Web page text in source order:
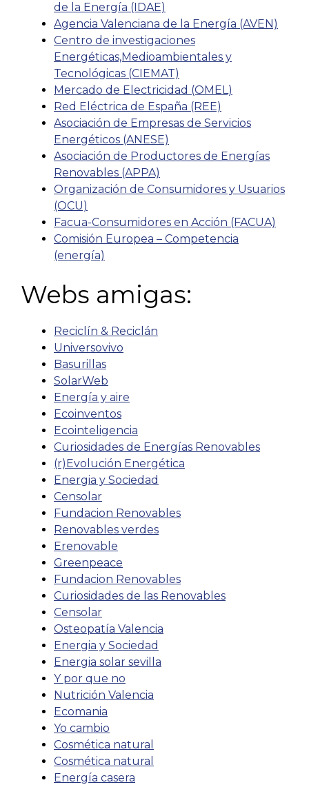
de la Energía (IDAE)
Agencia Valenciana de la Energía (AVEN)
Centro de investigaciones
Energéticas,Medioambientales y
Tecnológicas (CIEMAT)
Mercado de Electricidad (OMEL)
Red Eléctrica de España (REE)
Asociación de Empresas de Servicios
Energéticos (ANESE)
Asociación de Productores de Energías
Renovables (APPA)
Organización de Consumidores y Usuarios
(OCU)
Facua-Consumidores en Acción (FACUA)
Comisión Europea – Competencia
(energía)
Webs amigas:
Reciclín & Reciclán
Universovivo
Basurillas
SolarWeb
Energía y aire
Ecoinventos
Ecointeligencia
Curiosidades de Energías Renovables
(r)Evolución Energética
Energia y Sociedad
Censolar
Fundacion Renovables
Renovables verdes
Erenovable
Greenpeace
Fundacion Renovables
Curiosidades de las Renovables
Censolar
Osteopatía Valencia
Energia y Sociedad
Energia solar sevilla
Y por que no
Nutrición Valencia
Ecomania
Yo cambio
Cosmética natural
Cosmética natural
Energía casera